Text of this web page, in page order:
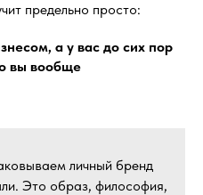
предельно просто:
а у вас до сих пор
вы вообще
личный бренд
Это образ, философия,